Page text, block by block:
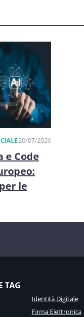
20/07/2026
e Code
le
TAG
Identità Digitale
Firma Elettronica